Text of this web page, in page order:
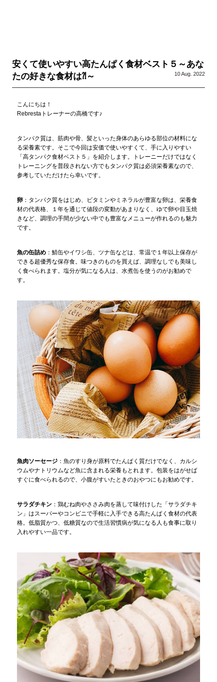
安くて使いやすい高たんぱく食材ベスト５～あな
たの好きな食材は⁈～
10 Aug. 2022
こんにちは！
Rebrestaトレーナーの高橋です♪
タンパク質は、筋肉や骨、髪といった身体のあらゆる部位の材料にな
る栄養素です。そこで今回は安価で使いやすくて、手に入りやすい
「高タンパク食材ベスト５」を紹介します。トレーニーだけではなく
トレーニングを普段されない方でもタンパク質は必須栄養素なので、
参考していただけたら幸いです。
卵 ：タンパク質をはじめ、ビタミンやミネラルが豊富な卵は、栄養食
材の代表格、１年を通じて値段の変動があまりなく、ゆで卵や目玉焼
きなど、調理の手間が少ない中でも豊富なメニューが作れるのも魅力
です。
魚の缶詰め ：鯖缶やイワシ缶、ツナ缶などは、常温で１年以上保存が
できる超優秀な保存食。味つきのものを買えば、調理なしでも美味し
く食べられます。塩分が気になる人は、水煮缶を使うのがお勧めで
す。
魚肉ソーセージ ：魚のすり身が原料でたんぱく質だけでなく、カルシ
ウムやナトリウムなど魚に含まれる栄養もとれます。包装をはがせば
すぐに食べられるので、小腹がすいたときのおやつにもお勧めです。
サラダチキン ：鶏むね肉やささみ肉を蒸して味付けした「サラダチキ
ン」はスーパーやコンビニで手軽に入手できる高たんぱく食材の代表
格。低脂質かつ、低糖質なので生活習慣病が気になる人も食事に取り
入れやすい一品です。